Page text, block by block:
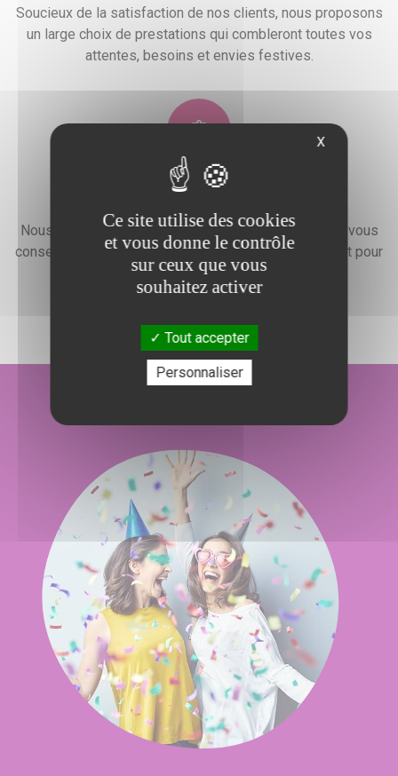
Soucieux de la satisfaction de nos clients, nous proposons
un large choix de prestations qui combleront toutes vos
attentes, besoins et envies festives.
Devis gratuit
Nous faisons preuve d'une grande disponibilité pour vous
conseiller, vous renseigner et élaborer un devis gratuit pour
l'organisation de votre événement.
X
Ce site utilise des cookies
et vous donne le contrôle
sur ceux que vous
souhaitez activer
Tout accepter
Personnaliser